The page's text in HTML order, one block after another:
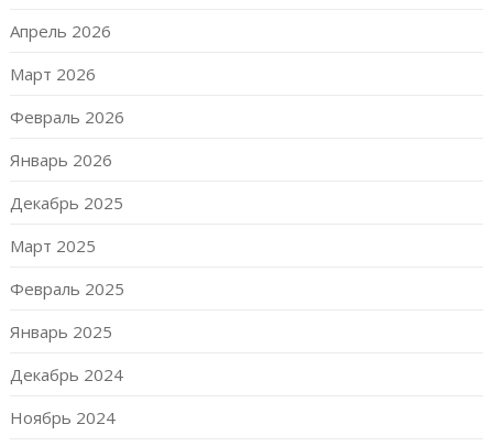
Апрель 2026
Март 2026
Февраль 2026
Январь 2026
Декабрь 2025
Март 2025
Февраль 2025
Январь 2025
Декабрь 2024
Ноябрь 2024